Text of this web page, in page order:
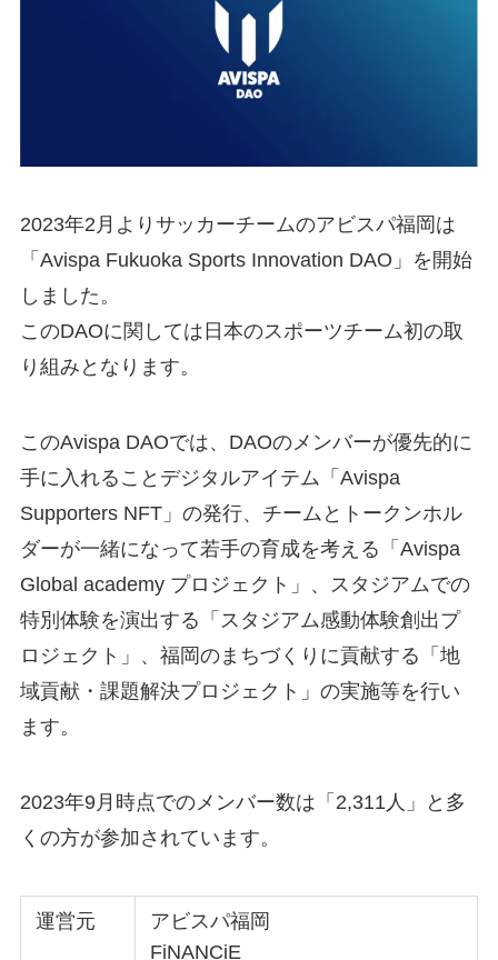
2023年2月よりサッカーチームのアビスパ福岡は
「Avispa Fukuoka Sports Innovation DAO」を開始
しました。
このDAOに関しては日本のスポーツチーム初の取
り組みとなります。
このAvispa DAOでは、DAOのメンバーが優先的に
手に入れることデジタルアイテム「Avispa
Supporters NFT」の発行、チームとトークンホル
ダーが一緒になって若手の育成を考える「Avispa
Global academy プロジェクト」、スタジアムでの
特別体験を演出する「スタジアム感動体験創出プ
ロジェクト」、福岡のまちづくりに貢献する「地
域貢献・課題解決プロジェクト」の実施等を行い
ます。
2023年9月時点でのメンバー数は「2,311人」と多
くの方が参加されています。
運営元
アビスパ福岡
FiNANCiE